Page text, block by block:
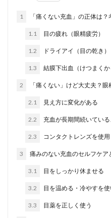
1 「痛くない充血」の正体は
1.1 目の疲れ（眼精疲労）
1.2 ドライアイ（目の乾き）
1.3 結膜下出血（けつまくか
2 「痛くない」けど大丈夫？
2.1 見え方に変化がある
2.2 充血が長期間続いてい
2.3 コンタクトレンズを使
3 痛みのない充血のセルフケア
3.1 目をしっかり休ませる
3.2 目を温める・冷やすを
3.3 目薬を正しく使う